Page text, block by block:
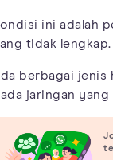
ini adalah
tidak lengkap.
berbagai jenis
jaringan